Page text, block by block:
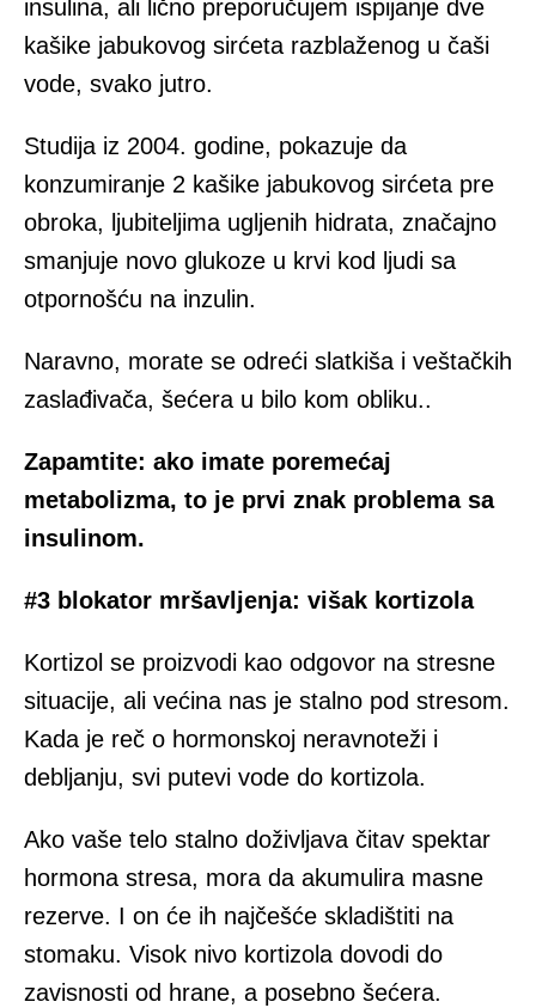
insulina, ali lično preporučujem ispijanje dve
kašike jabukovog sirćeta razblaženog u čaši
vode, svako jutro.
Studija iz 2004. godine, pokazuje da
konzumiranje 2 kašike jabukovog sirćeta pre
obroka, ljubiteljima ugljenih hidrata, značajno
smanjuje novo glukoze u krvi kod ljudi sa
otpornošću na inzulin.
Naravno, morate se odreći slatkiša i veštačkih
zaslađivača, šećera u bilo kom obliku..
Zapamtite: ako imate poremećaj
metabolizma, to je prvi znak problema sa
insulinom.
#3 blokator mršavljenja: višak kortizola
Kortizol se proizvodi kao odgovor na stresne
situacije, ali većina nas je stalno pod stresom.
Kada je reč o hormonskoj neravnoteži i
debljanju, svi putevi vode do kortizola.
Ako vaše telo stalno doživljava čitav spektar
hormona stresa, mora da akumulira masne
rezerve. I on će ih najčešće skladištiti na
stomaku. Visok nivo kortizola dovodi do
zavisnosti od hrane, a posebno šećera.